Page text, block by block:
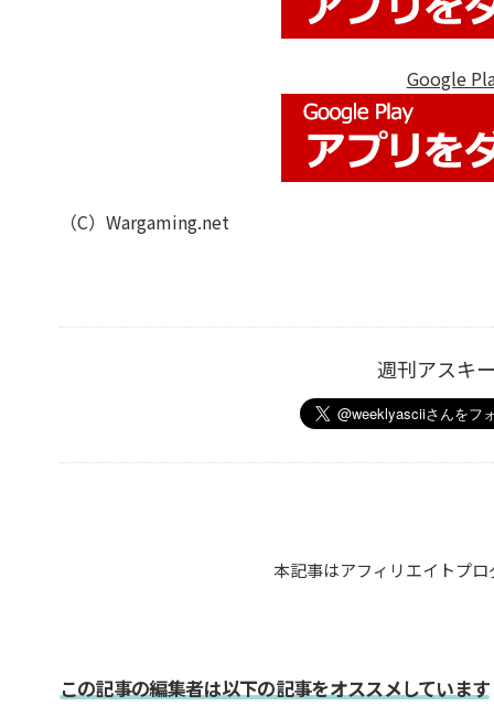
Google
（C）Wargaming.net
週刊アスキ
本記事はアフィリエイトプ
この記事の編集者は以下の記事をオススメしています